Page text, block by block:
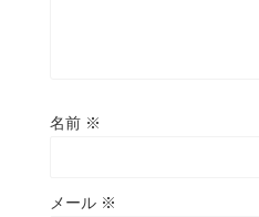
名前 ※
メール ※